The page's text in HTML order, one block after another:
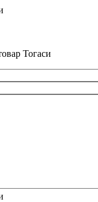
Тогаси